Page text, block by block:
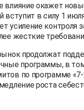
влияние окажет
вступит в силу 1
усиление контроля
жесткие
продолжат
программы, в
по программе
роста